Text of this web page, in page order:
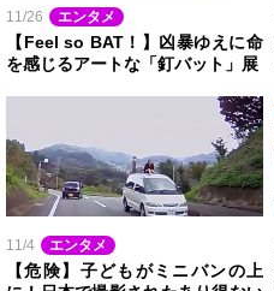
11/26 エンタメ
【Feel so BAT！】凶暴ゆえに命
を感じるアートな「釘バット」展
11/4 エンタメ
【危険】子どもがミニバンの上